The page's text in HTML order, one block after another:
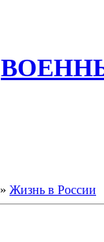
» Жизнь в России